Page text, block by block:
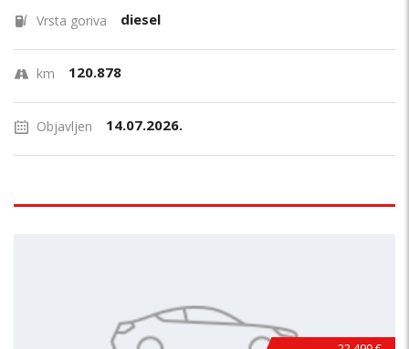
Vrsta goriva diesel
km 120.878
Objavljen 14.07.2026.